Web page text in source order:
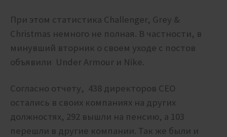
При этом статистика Challenger, Grey &
Christmas немного не полная. В частности, в
минувший вторник о своем уходе с постов
объявили Under Armour и Nike.
Согласно отчету, 438 директоров CEO
остались в своих компаниях на других
должностях, 292 вышли на пенсию, а 103
перешли в другие компании. Так же были и